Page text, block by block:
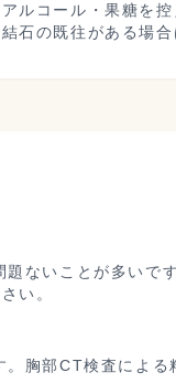
ルコール・果糖を
石の既往がある場合
ないことが多いで
い。
胸部CT検査による